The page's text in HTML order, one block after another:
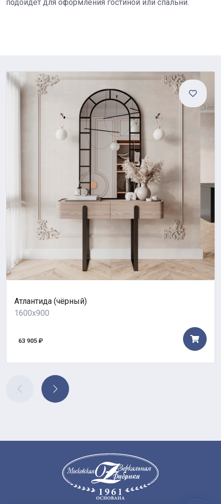
подойдет для оформления гостиной или спальни.
Атлантида (чёрный)
1600x900
63 905 ₽